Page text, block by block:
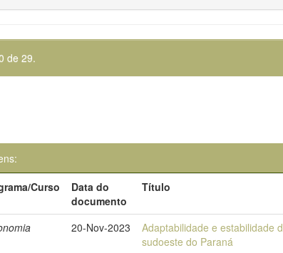
de 29.
Curso
Data do
documento
Título
20-Nov-2023
Adaptabilidade e estabilidade
sudoeste do Paraná